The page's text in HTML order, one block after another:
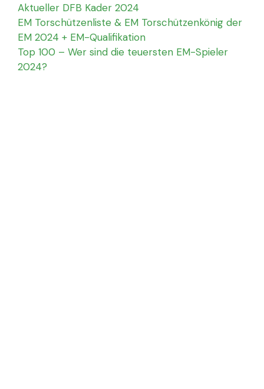
Aktueller DFB Kader 2024
EM Torschützenliste & EM Torschützenkönig der
EM 2024 + EM-Qualifikation
Top 100 – Wer sind die teuersten EM-Spieler
2024?